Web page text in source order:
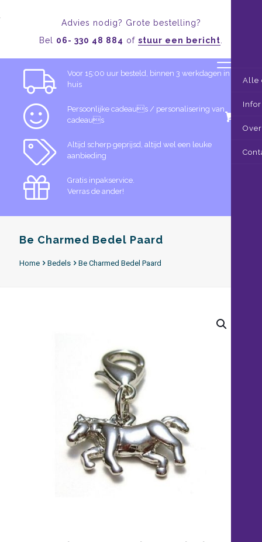
Advies nodig? Grote bestelling?
Bel 06- 330 48 884 of stuur een bericht
Voor 15:00 uur besteld, binnen 3 werkdagen in
huis
Persoonlijke cadeaus / personalisering van
cadeaus
Altijd scherp geprijsd, altijd wel een leuke
aanbieding
Gratis inpakservice.
Verras de ander!
Be Charmed Bedel Paard
Home Bedels Be Charmed Bedel Paard
Alle